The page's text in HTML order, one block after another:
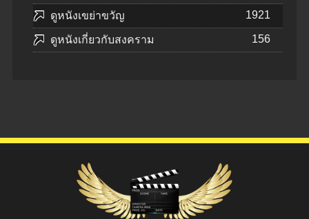
ดูหนังเขย่าขวัญ 1921
ดูหนังเกี่ยวกับสงคราม 156